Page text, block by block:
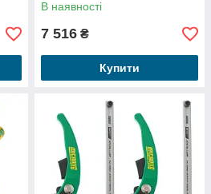
В наявності
7 516 ₴
Купити